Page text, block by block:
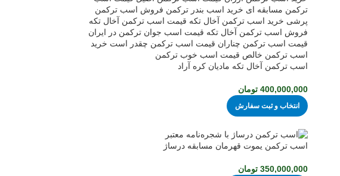
اسب ترکمن آخال تکه مادیان کره آراد
400,000,000 تومان
انتخاب و ثبت سفارش
اسب ترکمن یموت قهرمان مسابقه درساژ
350,000,000 تومان